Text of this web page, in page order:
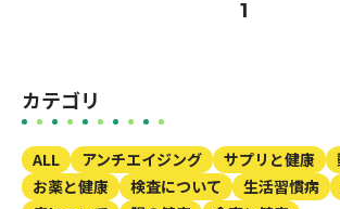
1
カテゴリ
ALL アンチエイジング サプリと健康
お薬と健康
検査について 生活習慣病